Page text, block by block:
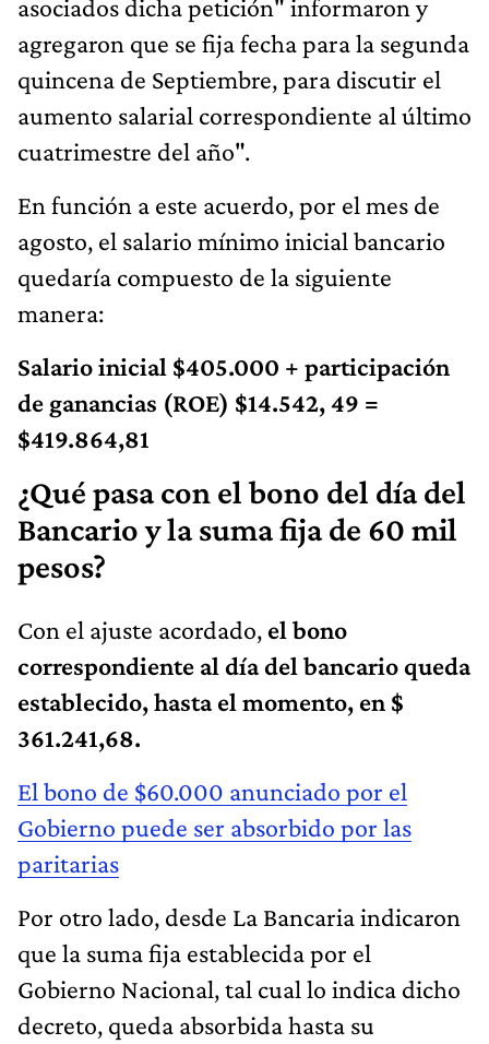
asociados dicha petición" informaron y
agregaron que se fija fecha para la segunda
quincena de Septiembre, para discutir el
aumento salarial correspondiente al último
cuatrimestre del año".
En función a este acuerdo, por el mes de
agosto, el salario mínimo inicial bancario
quedaría compuesto de la siguiente
manera:
Salario inicial $405.000 + participación
de ganancias (ROE) $14.542, 49 =
$419.864,81
¿Qué pasa con el bono del día del
Bancario y la suma fija de 60 mil
pesos?
Con el ajuste acordado, el bono
correspondiente al día del bancario queda
establecido, hasta el momento, en $
361.241,68.
El bono de $60.000 anunciado por el
Gobierno puede ser absorbido por las
paritarias
Por otro lado, desde La Bancaria indicaron
que la suma fija establecida por el
Gobierno Nacional, tal cual lo indica dicho
decreto, queda absorbida hasta su